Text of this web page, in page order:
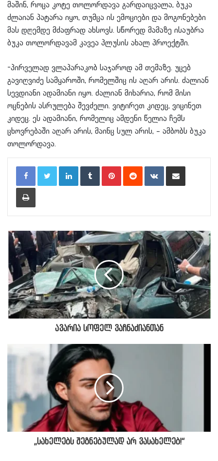
მაშინ, როცა კოტე თოლორდავა გარდაიცვალა, ბუკა
ძლაიან პატარა იყო, თუმცა ის ემოციები და მოგონებები
მას დღემდე მძაფრად ახსოვს. სწორედ მამაზე ისაუბრა
ბუკა თოლორდავამ კავეა პლუსის ახალ პროექტში.
-პირველად ვლაპარაკობ საჯაროდ ამ თემაზე. უცებ
გავიღვიძე სამყაროში, რომელშიც ის აღარ არის. ძალიან
სევდიანი ადამიანი იყო. ძალიან მიხარია, რომ მისი
ოცნების ასრულება შევძელი. ვიტირეთ კიდეც, ვიცინეთ
კიდეც. ეს ადამიანი, რომელიც ამდენი წელია ჩემს
ცხოვრებაში აღარ არის, მაინც სულ არის, – ამბობს ბუკა
თოლორდავა.
LinkedInTumblr PinterestReddit VKontakteShare via Email
Print
ავარია სო­ფელ ვაჩ­ნა­ძი­ან­თან
„სახელებს შეგნებულად არ ვასახელებ!“